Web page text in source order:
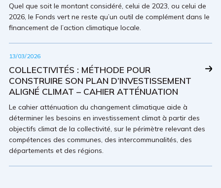
Quel que soit le montant considéré, celui de 2023, ou celui de
2026, le Fonds vert ne reste qu’un outil de complément dans le
financement de l’action climatique locale.
13/03/2026
COLLECTIVITÉS : MÉTHODE POUR
CONSTRUIRE SON PLAN D’INVESTISSEMENT
ALIGNÉ CLIMAT – CAHIER ATTÉNUATION
Le cahier atténuation du changement climatique aide à
déterminer les besoins en investissement climat à partir des
objectifs climat de la collectivité, sur le périmètre relevant des
compétences des communes, des intercommunalités, des
départements et des régions.